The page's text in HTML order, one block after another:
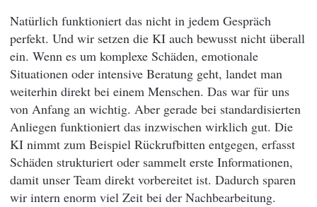
Natürlich funktioniert das nicht in jedem Gespräch
perfekt. Und wir setzen die KI auch bewusst nicht überall
ein. Wenn es um komplexe Schäden, emotionale
Situationen oder intensive Beratung geht, landet man
weiterhin direkt bei einem Menschen. Das war für uns
von Anfang an wichtig. Aber gerade bei standardisierten
Anliegen funktioniert das inzwischen wirklich gut. Die
KI nimmt zum Beispiel Rückrufbitten entgegen, erfasst
Schäden strukturiert oder sammelt erste Informationen,
damit unser Team direkt vorbereitet ist. Dadurch sparen
wir intern enorm viel Zeit bei der Nachbearbeitung.